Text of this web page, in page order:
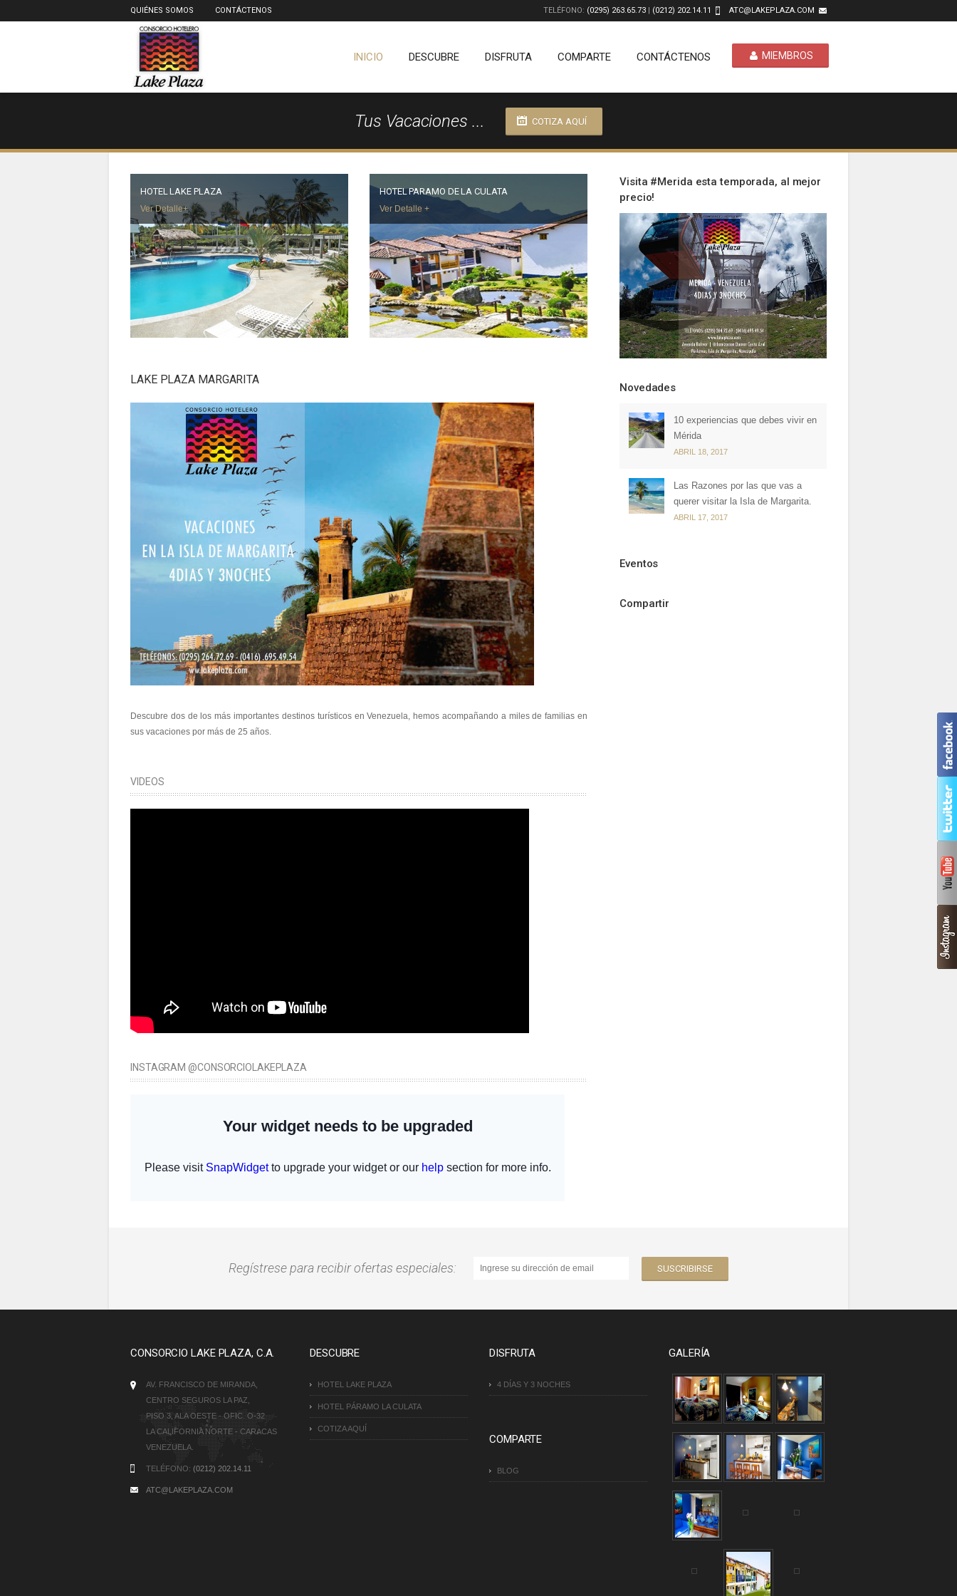
QUIÉNES SOMOS CONTÁCTENOS TELÉFONO: (0295) 263.65.73 | (0212) 202.14.11 ATC@LAKEPLAZA.COM
INICIO DESCUBRE DISFRUTA COMPARTE CONTÁCTENOS MIEMBROS
Tus Vacaciones ... COTIZA AQUÍ
HOTEL LAKE PLAZA
Ver Detalle+
HOTEL PARAMO DE LA CULATA
Ver Detalle +
LAKE PLAZA MARGARITA
Descubre dos de los más importantes destinos turísticos en Venezuela, hemos acompañando a miles de familias en
sus vacaciones por más de 25 años.
VIDEOS
INSTAGRAM @CONSORCIOLAKEPLAZA
Visita #Merida esta temporada, al mejor
precio!
Novedades
10 experiencias que debes vivir en
Mérida
ABRIL 18, 2017
Las Razones por las que vas a
querer visitar la Isla de Margarita.
ABRIL 17, 2017
Eventos
Compartir
Regístrese para recibir ofertas especiales:
CONSORCIO LAKE PLAZA, C.A.
AV. FRANCISCO DE MIRANDA,
CENTRO SEGUROS LA PAZ,
PISO 3, ALA OESTE - OFIC. O-32
LA CALIFORNIA NORTE - CARACAS
VENEZUELA.
TELÉFONO: (0212) 202.14.11
ATC@LAKEPLAZA.COM
DESCUBRE
HOTEL LAKE PLAZA
HOTEL PÁRAMO LA CULATA
COTIZA AQUÍ
DISFRUTA
4 DÍAS Y 3 NOCHES
COMPARTE
BLOG
GALERÍA